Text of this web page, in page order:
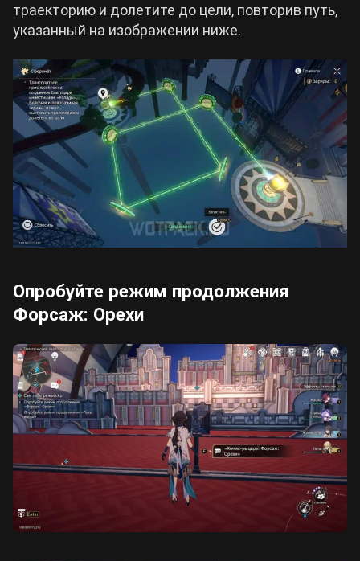
траекторию и долетите до цели, повторив путь,
указанный на изображении ниже.
Опробуйте режим продолжения
Форсаж: Орехи